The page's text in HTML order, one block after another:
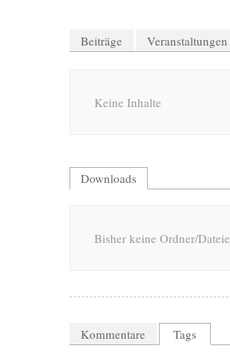
Beiträge Veranstaltungen
Keine Inhalte
Downloads
Bisher keine Ordner/
Kommentare Tags